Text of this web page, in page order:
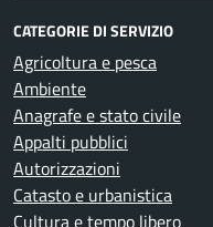
CATEGORIE DI SERVIZIO
Agricoltura e pesca
Ambiente
Anagrafe e stato civile
Appalti pubblici
Autorizzazioni
Catasto e urbanistica